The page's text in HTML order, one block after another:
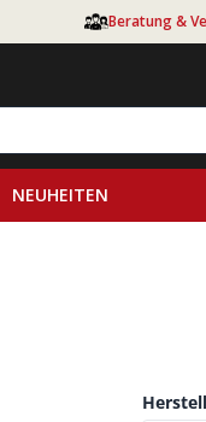
Beratung &
NEUHEITEN